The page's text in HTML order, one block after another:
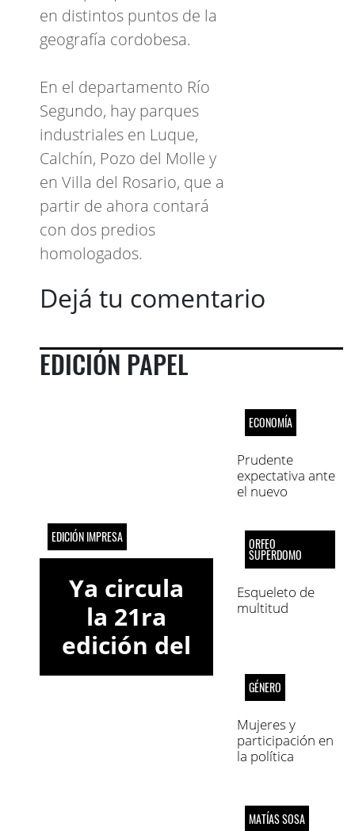
en distintos puntos de la
geografía cordobesa.
En el departamento Río
Segundo, hay parques
industriales en Luque,
Calchín, Pozo del Molle y
en Villa del Rosario, que a
partir de ahora contará
con dos predios
homologados.
Dejá tu comentario
EDICIÓN PAPEL
EDICIÓN IMPRESA
Ya circula
la 21ra
edición del
semanario
ECONOMÍA
Prudente
expectativa ante
el nuevo
ORFEO
SUPERDOMO
Esqueleto de
multitud
GÉNERO
Mujeres y
participación en
la política
MATÍAS SOSA